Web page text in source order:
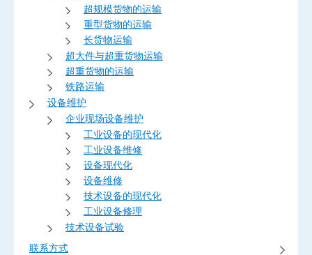
超规模货物的运输
重型货物的运输
长货物运输
超大件与超重货物运输
超重货物的运输
铁路运输
设备维护
企业现场设备维护
工业设备的现代化
工业设备维修
设备现代化
设备维修
技术设备的现代化
工业设备修理
技术设备试验
联系方式